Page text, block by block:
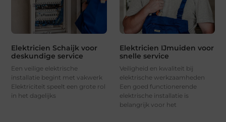
Elektricien Schaijk voor
deskundige service
Een veilige elektrische
installatie begint met vakwerk
Elektriciteit speelt een grote rol
in het dagelijks
Elektricien IJmuiden voor
snelle service
Veiligheid en kwaliteit bij
elektrische werkzaamheden
Een goed functionerende
elektrische installatie is
belangrijk voor het